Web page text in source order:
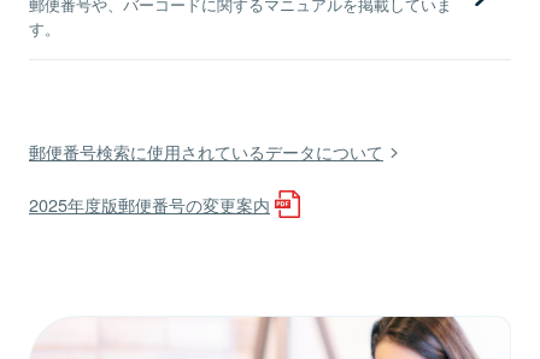
郵便番号や、バーコードに関するマニュアルを掲載していま
す。
郵便番号検索に使用されているデータについて
2025年度版郵便番号の変更案内